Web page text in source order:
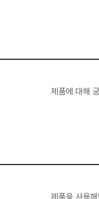
제품에 대해
제품을 사용